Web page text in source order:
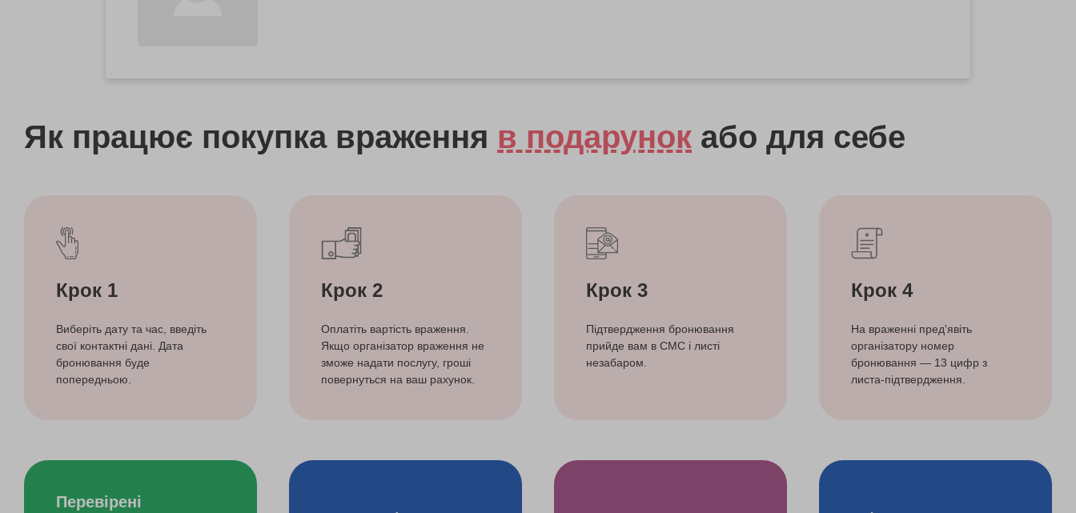
Як працює покупка враження в подарунок або для себе
Крок 1
Виберіть дату та час, введіть
свої контактні дані. Дата
бронювання буде
попередньою.
Крок 2
Оплатіть вартість враження.
Якщо організатор враження не
зможе надати послугу, гроші
повернуться на ваш рахунок.
Крок 3
Підтвердження бронювання
прийде вам в СМС і листі
незабаром.
Крок 4
На враженні пред'явіть
організатору номер
бронювання — 13 цифр з
листа-підтвердження.
Перевірені